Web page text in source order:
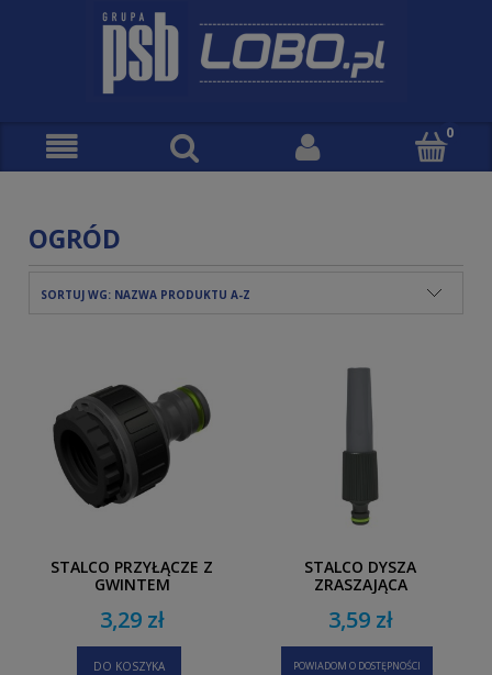
OGRÓD
SORTUJ WG: NAZWA PRODUKTU A-Z
STALCO PRZYŁĄCZE Z
GWINTEM
3/4” EXP
3,29 zł
DO KOSZYKA
STALCO DYSZA
ZRASZAJĄCA
3,59 zł
POWIADOM O DOSTĘPNOŚCI